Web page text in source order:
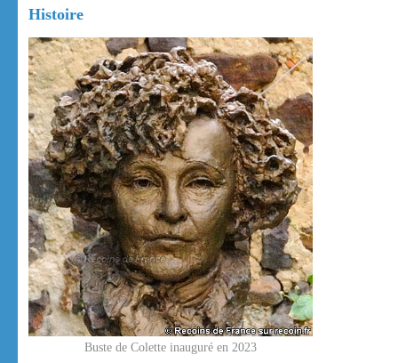
Histoire
Buste de Colette inauguré en 2023